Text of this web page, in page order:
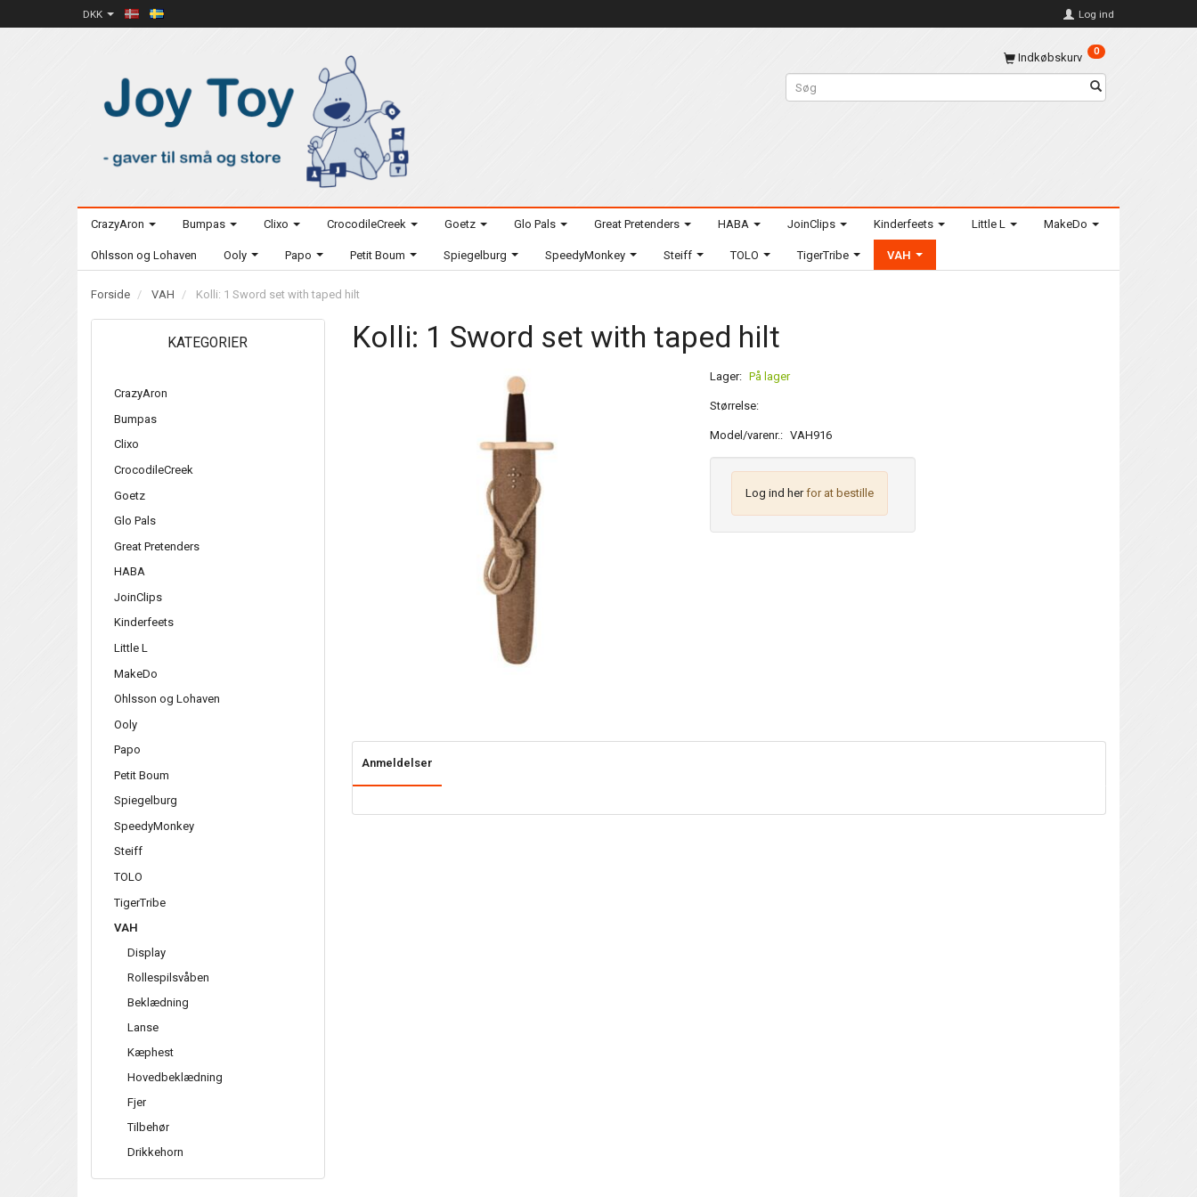
DKK Log ind
Indkøbskurv 0
CrazyAron Bumpas Clixo CrocodileCreek Goetz Glo Pals Great Pretenders HABA JoinClips Kinderfeets Little L MakeDo
Ohlsson og Lohaven Ooly Papo Petit Boum Spiegelburg SpeedyMonkey Steiff TOLO TigerTribe VAH
Forside VAH Kolli: 1 Sword set with taped hilt
KATEGORIER
CrazyAron
Bumpas
Clixo
CrocodileCreek
Goetz
Glo Pals
Great Pretenders
HABA
JoinClips
Kinderfeets
Little L
MakeDo
Ohlsson og Lohaven
Ooly
Papo
Petit Boum
Spiegelburg
SpeedyMonkey
Steiff
TOLO
TigerTribe
VAH
Display
Rollespilsvåben
Beklædning
Lanse
Kæphest
Hovedbeklædning
Fjer
Tilbehør
Drikkehorn
Kolli: 1 Sword set with taped hilt
Lager: På lager
Størrelse:
Model/varenr.: VAH916
Log ind herfor at bestille
Anmeldelser